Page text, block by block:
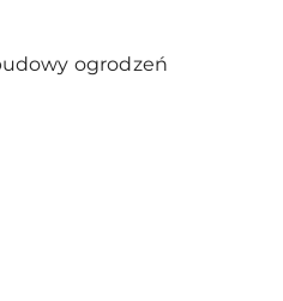
ogrodzeń